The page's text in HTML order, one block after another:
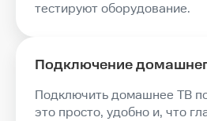
тестируют оборудование.
Подключение
Подключить домашнее ТВ
это просто, удобно и, что